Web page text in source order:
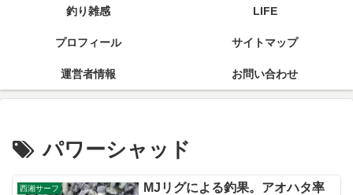
釣り雑感 LIFE
プロフィール サイトマップ
運営者情報 お問い合わせ
パワーシャッド
西湘サーフ
MJリグによる釣果。アオハタ率